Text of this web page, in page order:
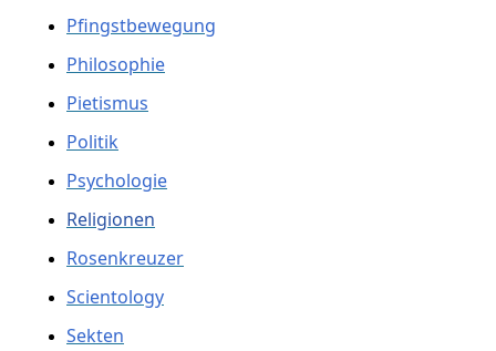
Pfingstbewegung
Philosophie
Pietismus
Politik
Psychologie
Religionen
Rosenkreuzer
Scientology
Sekten